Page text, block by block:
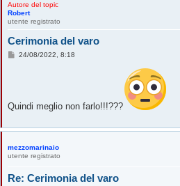
Autore del topic
Robert
utente registrato
Cerimonia del varo
M
g
24/08/2022, 8:18
Quindi meglio non farlo!!!???
mezzomarinaio
utente registrato
Re: Cerimonia del varo